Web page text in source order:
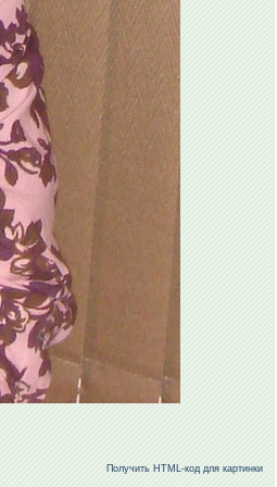
Получить HTML-код для картинки